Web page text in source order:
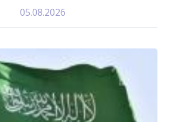
05.08.2026